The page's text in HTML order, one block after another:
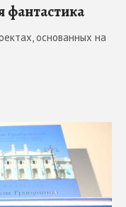
основанных на